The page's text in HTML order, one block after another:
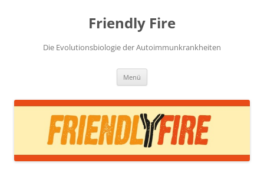
Friendly Fire
Die Evolutionsbiologie der Autoimmunkrankheiten
Menü